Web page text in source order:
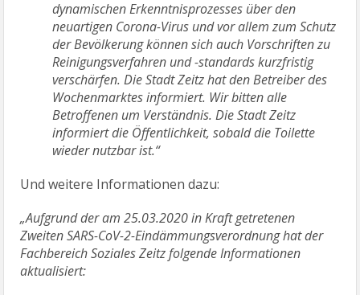
dynamischen Erkenntnisprozesses über den
neuartigen Corona-Virus und vor allem zum Schutz
der Bevölkerung können sich auch Vorschriften zu
Reinigungsverfahren und -standards kurzfristig
verschärfen. Die Stadt Zeitz hat den Betreiber des
Wochenmarktes informiert. Wir bitten alle
Betroffenen um Verständnis. Die Stadt Zeitz
informiert die Öffentlichkeit, sobald die Toilette
wieder nutzbar ist.“
Und weitere Informationen dazu:
„Aufgrund der am 25.03.2020 in Kraft getretenen
Zweiten SARS-CoV-2-Eindämmungsverordnung hat der
Fachbereich Soziales Zeitz folgende Informationen
aktualisiert: